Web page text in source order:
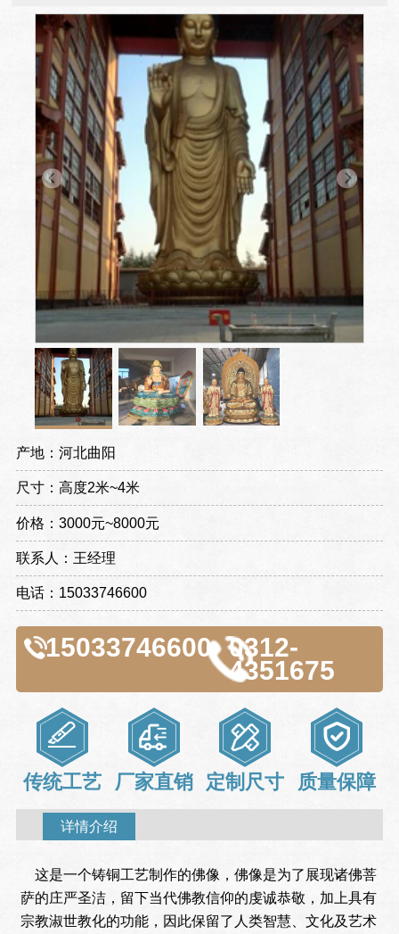
产地：河北曲阳
尺寸：高度2米~4米
价格：3000元~8000元
联系人：王经理
电话：15033746600
15033746600 0312-
4351675
传统工艺 厂家直销 定制尺寸 质量保障
详情介绍
这是一个铸铜工艺制作的佛像，佛像是为了展现诸佛菩
萨的庄严圣洁，留下当代佛教信仰的虔诚恭敬，加上具有
宗教淑世教化的功能，因此保留了人类智慧、文化及艺术